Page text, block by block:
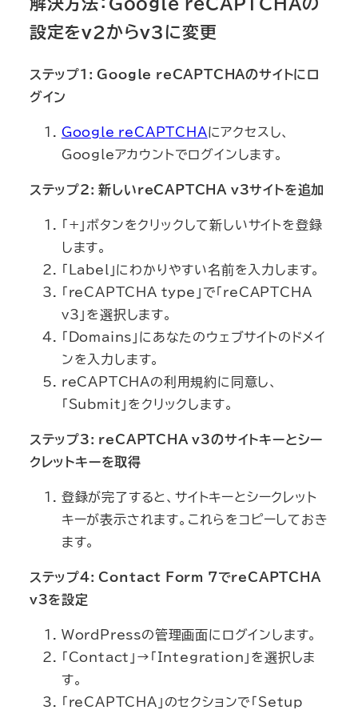
解決方法：Google reCAPTCHAの
設定をv2からv3に変更
ステップ1: Google reCAPTCHAのサイトにロ
グイン
Google reCAPTCHAにアクセスし、
Googleアカウントでログインします。
ステップ2: 新しいreCAPTCHA v3サイトを追加
「+」ボタンをクリックして新しいサイトを登録
します。
「Label」にわかりやすい名前を入力します。
「reCAPTCHA type」で「reCAPTCHA
v3」を選択します。
「Domains」にあなたのウェブサイトのドメイ
ンを入力します。
reCAPTCHAの利用規約に同意し、
「Submit」をクリックします。
ステップ3: reCAPTCHA v3のサイトキーとシー
クレットキーを取得
登録が完了すると、サイトキーとシークレット
キーが表示されます。これらをコピーしておき
ます。
ステップ4: Contact Form 7でreCAPTCHA
v3を設定
WordPressの管理画面にログインします。
「Contact」→「Integration」を選択しま
す。
「reCAPTCHA」のセクションで「Setup